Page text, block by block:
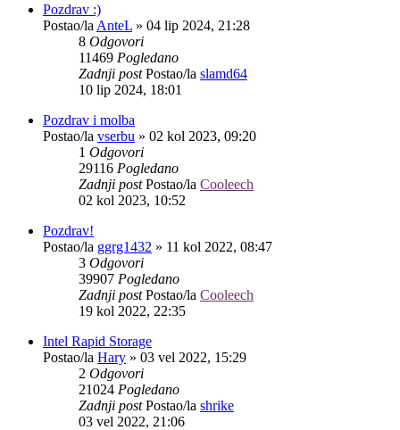
Pozdrav :)
Postao/la AnteL » 04 lip 2024, 21:28
8 Odgovori
11469 Pogledano
Zadnji postPostao/la slamd64
10 lip 2024, 18:01
Pozdrav i molba
Postao/la vserbu » 02 kol 2023, 09:20
1 Odgovori
29116 Pogledano
Zadnji postPostao/la Cooleech
02 kol 2023, 10:52
Pozdrav!
Postao/la ggrg1432 » 11 kol 2022, 08:47
3 Odgovori
39907 Pogledano
Zadnji postPostao/la Cooleech
19 kol 2022, 22:35
Intel Rapid Storage
Postao/la Hary » 03 vel 2022, 15:29
2 Odgovori
21024 Pogledano
Zadnji postPostao/la shrike
03 vel 2022, 21:06